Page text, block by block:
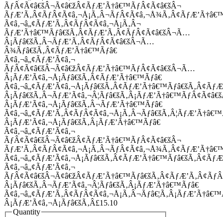
ÃƒÂ¢Ã¢â€šÂ¬Ã¢â€žÂ¢ÃƒÆ’Ã†â€™ÃƒÂ¢Ã¢â€šÂ¬
Ã¢â‚¬â„¢ÃƒÆ’Ã‚Â¢ÃƒÂ¢Ã¢â‚¬Å¡Ã‚Â¬
ÃƒÆ’Ã†â€™Ãƒâ€šÃ‚Â¢ÃƒÆ’Ã‚Â¢ÃƒÂ¢Ã¢â€šÂ¬Ã…
Â¡Ãƒâ€šÃ‚Â¬ÃƒÆ’Ã‚Â¢ÃƒÂ¢Ã¢â€šÂ¬Ã…
Â¾Ãƒâ€šÃ‚Â¢ÃƒÆ’Ã†â€™Ãƒâ€
Ã¢â‚¬â„¢ÃƒÆ’Ã¢â‚¬
ÃƒÂ¢Ã¢â€šÂ¬Ã¢â€žÂ¢ÃƒÆ’Ã†â€™ÃƒÂ¢Ã¢â€šÂ¬Ã…
Â¡ÃƒÆ’Ã¢â‚¬Å¡Ãƒâ€šÃ‚Â¢ÃƒÆ’Ã†â€™Ãƒâ€
Â¡ÃƒÆ’Ã¢â‚¬Å¡Ãƒâ€šÃ‚Â¬ÃƒÆ’Ã†â€™Ãƒâ€
Â¡ÃƒÆ’Ã¢â‚¬Å¡Ãƒâ€šÃ‚Â¡ÃƒÆ’Ã†â€™Ãƒâ€
Ã¢â‚¬â„¢ÃƒÆ’Ã¢â‚¬
ÃƒÂ¢Ã¢â€šÂ¬Ã¢â€žÂ¢ÃƒÆ’Ã†â€™ÃƒÂ¢Ã¢â€šÂ¬
Ã¢â‚¬â„¢ÃƒÆ’Ã¢â‚¬
Â¡Ãƒâ€šÃ‚Â¬ÃƒÆ’Ã¢â‚¬Â¦Ãƒâ€šÃ‚Â¡ÃƒÆ’Ã†â€™Ãƒâ€
Â¡ÃƒÆ’Ã¢â‚¬Å¡Ãƒâ€šÃ‚Â£15.10
Quantity